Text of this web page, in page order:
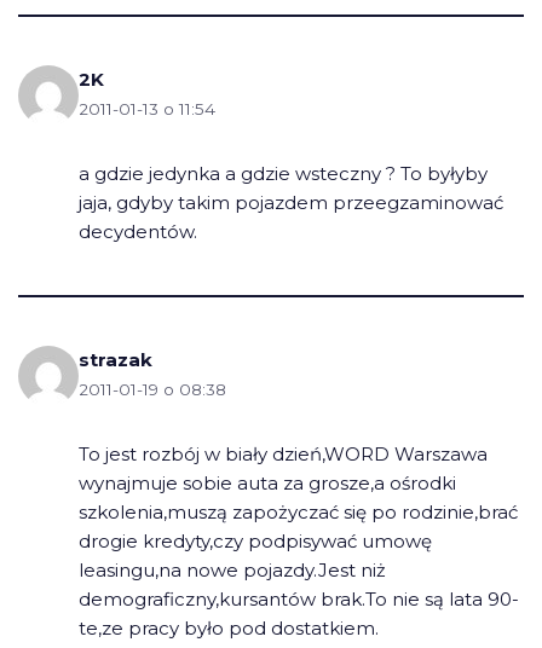
2K
2011-01-13 o 11:54
a gdzie jedynka a gdzie wsteczny ? To byłyby
jaja, gdyby takim pojazdem przeegzaminować
decydentów.
strazak
2011-01-19 o 08:38
To jest rozbój w biały dzień,WORD Warszawa
wynajmuje sobie auta za grosze,a ośrodki
szkolenia,muszą zapożyczać się po rodzinie,brać
drogie kredyty,czy podpisywać umowę
leasingu,na nowe pojazdy.Jest niż
demograficzny,kursantów brak.To nie są lata 90-
te,ze pracy było pod dostatkiem.